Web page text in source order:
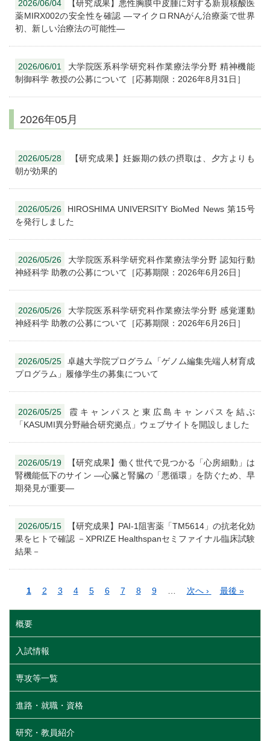
2026/06/04
【研究成果】悪性胸膜中皮腫に対する新規核酸医
薬MIRX002の安全性を確認 ―マイクロRNAがん治療薬で世界
初、新しい治療法の可能性―
2026/06/01
大学院医系科学研究科作業療法学分野 精神機能
制御科学 教授の公募について［応募期限：2026年8月31日］
2026年05月
2026/05/28
【研究成果】妊娠期の鉄の摂取は、夕方よりも
朝が効果的
2026/05/26
HIROSHIMA UNIVERSITY BioMed News 第15号
を発行しました
2026/05/26
大学院医系科学研究科作業療法学分野 認知行動
神経科学 助教の公募について［応募期限：2026年6月26日］
2026/05/26
大学院医系科学研究科作業療法学分野 感覚運動
神経科学 助教の公募について［応募期限：2026年6月26日］
2026/05/25
卓越大学院プログラム「ゲノム編集先端人材育成
プログラム」履修学生の募集について
2026/05/25
霞キャンパスと東広島キャンパスを結ぶ
「KASUMI異分野融合研究拠点」ウェブサイトを開設しました
2026/05/19
【研究成果】働く世代で見つかる「心房細動」は
腎機能低下のサイン ―心臓と腎臓の「悪循環」を防ぐため、早
期発見が重要―
2026/05/15
【研究成果】PAI-1阻害薬「TM5614」の抗老化効
果をヒトで確認 －XPRIZE Healthspanセミファイナル臨床試験
結果－
送
カ
ト
ー
ジ
1
ペ
2
ペ
3
ペ
4
ペ
5
ペ
6
ペ
7
ペ
8
ペ
9
次
次へ ›
最
最後 »
概要
入試情報
専攻等一覧
進路・就職・資格
研究・教員紹介